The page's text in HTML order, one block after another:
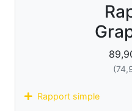
(
Rapport simple